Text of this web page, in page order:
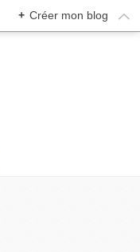
+ Créer mon blog